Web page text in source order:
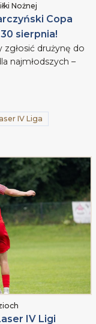
Nożnej
Copa
sierpnia!
drużynę do
najmłodszych –
IV Liga
IV Ligi